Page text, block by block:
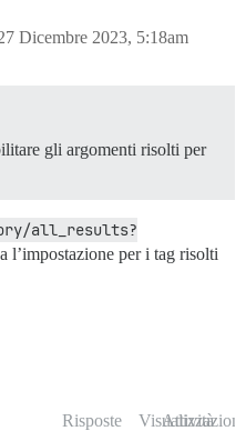
Dicembre 2023, 5:18am
gli argomenti risolti per
all_results?
l’impostazione per i tag risolti
Risposte Visualizzazioni
Attività